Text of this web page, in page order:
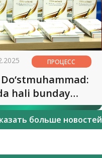
ПРОЦЕСС
hali bunday
yo‘q!”
больше новостей